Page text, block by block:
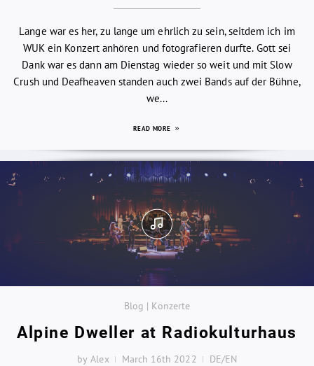
Lange war es her, zu lange um ehrlich zu sein, seitdem ich im
WUK ein Konzert anhören und fotografieren durfte. Gott sei
Dank war es dann am Dienstag wieder so weit und mit Slow
Crush und Deafheaven standen auch zwei Bands auf der Bühne,
we...
READ MORE
Blog | Konzerte
Alpine Dweller at Radiokulturhaus
by Alex March 16th 2022 DE/EN